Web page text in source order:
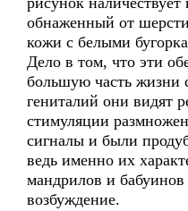
обнаженный от
кожи с белыми
Дело в том, что эти
большую часть жизни
гениталий они видят
стимуляции
сигналы и были
ведь именно их
мандрилов и бабуинов
возбуждение.